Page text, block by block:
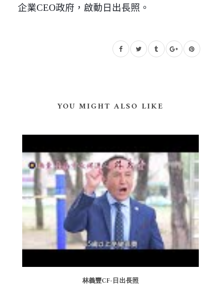
企業CEO政府，啟動日出長照。
YOU MIGHT ALSO LIKE
林義豐CF-日出長照